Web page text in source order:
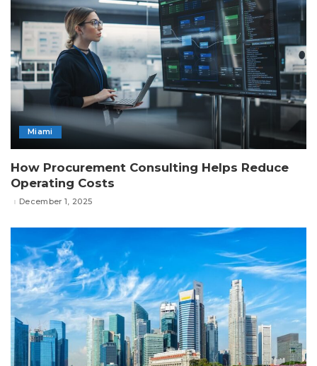
Miami
How Procurement Consulting Helps Reduce
Operating Costs
December 1, 2025